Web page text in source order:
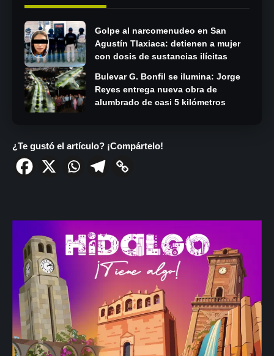
Golpe al narcomenudeo en San
Agustín Tlaxiaca: detienen a mujer
con dosis de sustancias ilícitas
Bulevar G. Bonfil se ilumina: Jorge
Reyes entrega nueva obra de
alumbrado de casi 5 kilómetros
¿Te gustó el artículo? ¡Compártelo!